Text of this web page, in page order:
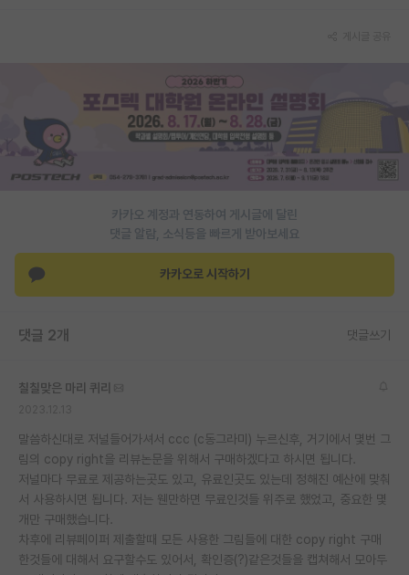
반도체 아카데미
재팬라운지 🌸
카카오 계정과 연동하여 게시글에 달린
댓글 알람, 소식등을 빠르게 받아보세요
카카오로 시작하기
댓글 2개 댓글쓰기
칠칠맞은 마리 퀴리
말씀하신대로 저널들어가셔서 ccc (c동그라미) 누르신후, 거기에서 몇번 그
림의 copy right을 리뷰논문을 위해서 구매하겠다고 하시면 됩니다.
저널마다 무료로 제공하는곳도 있고, 유료인곳도 있는데 정해진 예산에 맞춰
서 사용하시면 됩니다. 저는 웬만하면 무료인것들 위주로 했었고, 중요한 몇
개만 구매했습니다.
차후에 리뷰페이퍼 제출할때 모든 사용한 그림들에 대한 copy right 구매
한것들에 대해서 요구할수도 있어서, 확인증(?)같은것들을 캡쳐해서 모아두